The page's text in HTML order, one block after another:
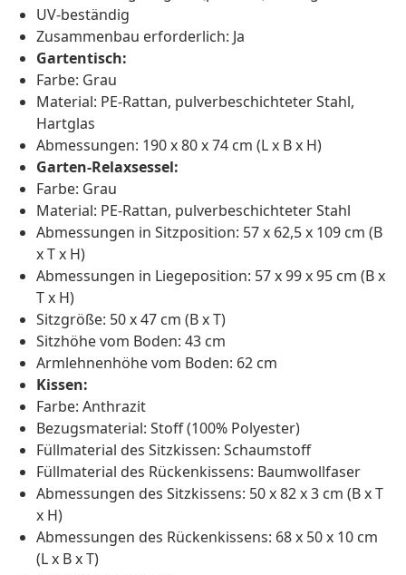
UV-beständig
Zusammenbau erforderlich: Ja
Gartentisch:
Farbe: Grau
Material: PE-Rattan, pulverbeschichteter Stahl,
Hartglas
Abmessungen: 190 x 80 x 74 cm (L x B x H)
Garten-Relaxsessel:
Farbe: Grau
Material: PE-Rattan, pulverbeschichteter Stahl
Abmessungen in Sitzposition: 57 x 62,5 x 109 cm (B
x T x H)
Abmessungen in Liegeposition: 57 x 99 x 95 cm (B x
T x H)
Sitzgröße: 50 x 47 cm (B x T)
Sitzhöhe vom Boden: 43 cm
Armlehnenhöhe vom Boden: 62 cm
Kissen:
Farbe: Anthrazit
Bezugsmaterial: Stoff (100% Polyester)
Füllmaterial des Sitzkissen: Schaumstoff
Füllmaterial des Rückenkissens: Baumwollfaser
Abmessungen des Sitzkissens: 50 x 82 x 3 cm (B x T
x H)
Abmessungen des Rückenkissens: 68 x 50 x 10 cm
(L x B x T)